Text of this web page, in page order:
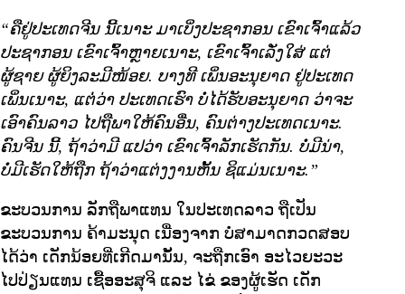
“ຄືຢູ່ປະເທດຈີນ ນີ້ເນາະ ມາເບິ່ງປະຊາກອນ ເຂົາເຈົ້າແລ້ວ
ປະຊາກອນ ເຂົາເຈົ້າຫຼາຍເນາະ, ເຂົາເຈົ້າເລັ່ງໃສ່ ແຕ່
ຜູ້ຊາຍ ຜູ້ຍິງລະມີໜ້ອຍ. ບາງທີ ເພິ່ນອະນຸຍາດ ຢູ່ປະເທດ
ເພິ່ນເນາະ, ແຕ່່ວ່າ ປະເທດເຮົາ ບໍ່ໄດ້ຮັບອະນຸຍາດ ວ່າຈະ
ເອົາຄົນລາວ ໄປຖືພາໃຫ້ຄົນອື່ນ, ຄົນຕ່າງປະເທດເນາະ.
ຄົນຈີນ ນີ້, ຖ້າວ່າມີ ແປວ່າ ເຂົາເຈົ້າລັກເຮັດກັນ. ບໍ່ມີນ່າ,
ບໍ່ມີເຮັດໃຫ້ຖືກ ຖ້າວ່າແຕ່ງງານຫັ້ນ ຊິແມ່ນເນາະ.”
ຂະບວນການ ລັກຖືພາແທນ ໃນປະເທດລາວ ຖືເປັນ
ຂະບວນການ ຄ້າມະນຸດ ເນື່ອງຈາກ ບໍ່ສາມາດກວດສອບ
ໄດ້ວ່າ ເດັກນ້ອຍທີ່ເກີດມານັ້ນ, ຈະຖືກເອົາ ອະໄວຍະວະ
ໄປປ່ຽນແທນ ເຊື້ອອະສຸຈິ ແລະ ໄຂ່ ຂອງຜູ້ເຮັດ ເດັກ